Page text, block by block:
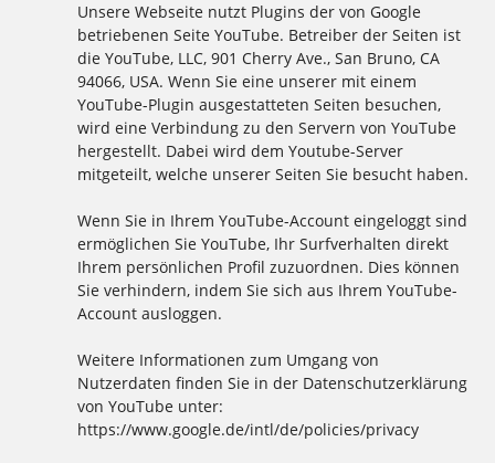
Unsere Webseite nutzt Plugins der von Google
betriebenen Seite YouTube. Betreiber der Seiten ist
die YouTube, LLC, 901 Cherry Ave., San Bruno, CA
94066, USA. Wenn Sie eine unserer mit einem
YouTube-Plugin ausgestatteten Seiten besuchen,
wird eine Verbindung zu den Servern von YouTube
hergestellt. Dabei wird dem Youtube-Server
mitgeteilt, welche unserer Seiten Sie besucht haben.
Wenn Sie in Ihrem YouTube-Account eingeloggt sind
ermöglichen Sie YouTube, Ihr Surfverhalten direkt
Ihrem persönlichen Profil zuzuordnen. Dies können
Sie verhindern, indem Sie sich aus Ihrem YouTube-
Account ausloggen.
Weitere Informationen zum Umgang von
Nutzerdaten finden Sie in der Datenschutzerklärung
von YouTube unter:
https://www.google.de/intl/de/policies/privacy